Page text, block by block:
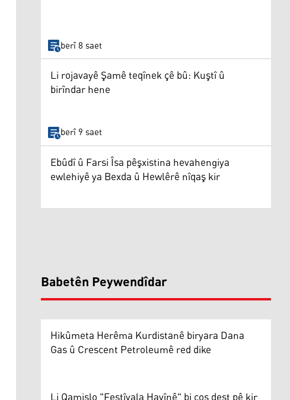
berî 8 saet
Li rojavayê Şamê teqînek çê bû: Kuştî û
birîndar hene
berî 9 saet
Ebûdî û Farsi Îsa pêşxistina hevahengiya
ewlehiyê ya Bexda û Hewlêrê nîqaş kir
Babetên Peywendîdar
Hikûmeta Herêma Kurdistanê biryara Dana
Gas û Crescent Petroleumê red dike